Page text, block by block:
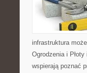
infrastruktura
Ogrodzenia i
wspierają poznać